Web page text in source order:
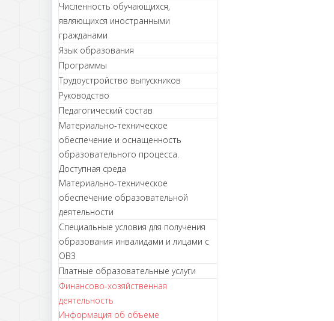
Численность обучающихся,
являющихся иностранными
гражданами
Язык образования
Программы
Трудоустройство выпускников
Руководство
Педагогический состав
Материально-техническое
обеспечение и оснащенность
образовательного процесса.
Доступная среда
Материально-техническое
обеспечение образовательной
деятельности
Специальные условия для получения
образования инвалидами и лицами с
ОВЗ
Платные образовательные услуги
Финансово-хозяйственная
деятельность
Информация об объеме